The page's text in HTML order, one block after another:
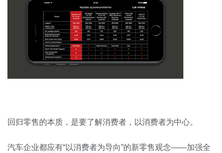
回归零售的本质，是要了解消费者，以消费者为中心。
汽车企业都应有“以消费者为导向”的新零售观念——加强全